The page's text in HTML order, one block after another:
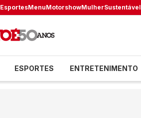
EsportesMenuMotorshowMulherSustentável
ESPORTES ENTRETENIMENTO